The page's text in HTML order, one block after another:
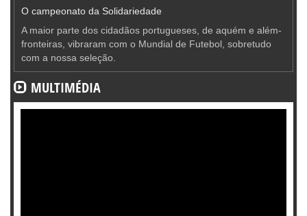
O campeonato da Solidariedade
A maior parte dos cidadãos portugueses, de aquém e além-
fronteiras, vibraram com o Mundial de Futebol, sobretudo
com a nossa seleção.
MULTIMÉDIA